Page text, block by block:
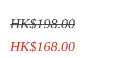
HK$198.00
HK$168.00